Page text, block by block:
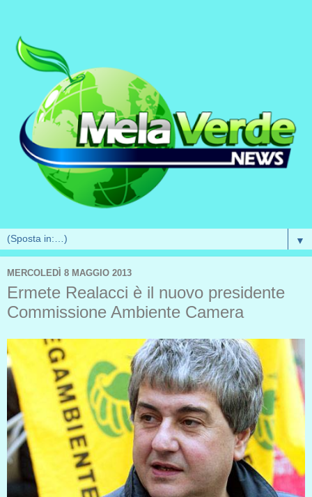
▼
MERCOLEDÌ 8 MAGGIO 2013
Ermete Realacci è il nuovo presidente
Commissione Ambiente Camera